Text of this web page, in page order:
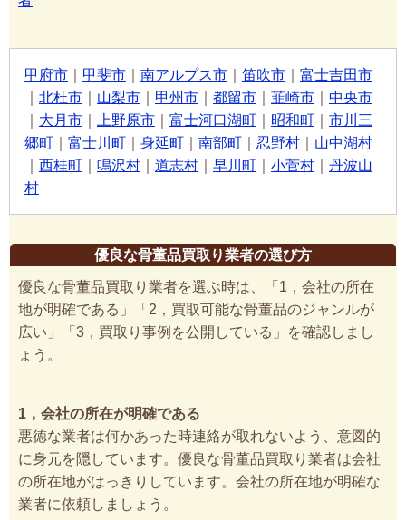
甲府市 甲斐市 南アルプス市 笛吹市
富士吉田市
北杜市 山梨市 甲州市 都留市 韮崎市
中央市
大月市 上野原市 富士河口湖町 昭和町
市川三
郷町
富士川町 身延町 南部町 忍野村
山中湖村
西桂町 鳴沢村 道志村 早川町 小菅村
丹波山
村
優良な骨董品買取り業者の選び方
優良な骨董品買取り業者を選ぶ時は、「1，会社の所在
地が明確である」「2，買取可能な骨董品のジャンルが
広い」「3，買取り事例を公開している」を確認しまし
ょう。
1，会社の所在が明確である
悪徳な業者は何かあった時連絡が取れないよう、意図的
に身元を隠しています。優良な骨董品買取り業者は会社
の所在地がはっきりしています。会社の所在地が明確な
業者に依頼しましょう。